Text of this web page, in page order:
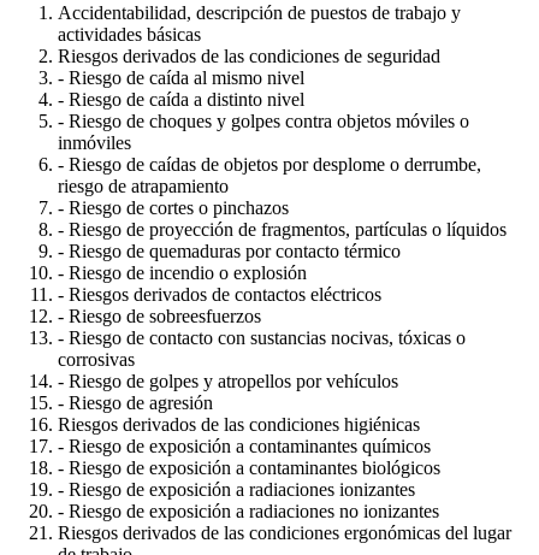
Accidentabilidad, descripción de puestos de trabajo y
actividades básicas
Riesgos derivados de las condiciones de seguridad
- Riesgo de caída al mismo nivel
- Riesgo de caída a distinto nivel
- Riesgo de choques y golpes contra objetos móviles o
inmóviles
- Riesgo de caídas de objetos por desplome o derrumbe,
riesgo de atrapamiento
- Riesgo de cortes o pinchazos
- Riesgo de proyección de fragmentos, partículas o líquidos
- Riesgo de quemaduras por contacto térmico
- Riesgo de incendio o explosión
- Riesgos derivados de contactos eléctricos
- Riesgo de sobreesfuerzos
- Riesgo de contacto con sustancias nocivas, tóxicas o
corrosivas
- Riesgo de golpes y atropellos por vehículos
- Riesgo de agresión
Riesgos derivados de las condiciones higiénicas
- Riesgo de exposición a contaminantes químicos
- Riesgo de exposición a contaminantes biológicos
- Riesgo de exposición a radiaciones ionizantes
- Riesgo de exposición a radiaciones no ionizantes
Riesgos derivados de las condiciones ergonómicas del lugar